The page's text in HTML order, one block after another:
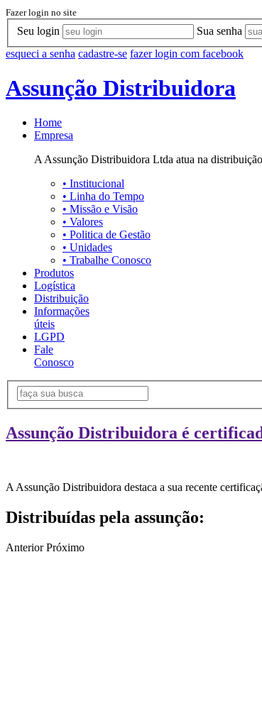
Fazer login no site
Seu login Sua senha
esqueci a senha cadastre-se fazer login com facebook
Assunção Distribuidora
Home
Empresa
A Assunção Distribuidora Ltda atua na
• Institucional
• Linha do Tempo
• Missão e Visão
• Valores
• Politica de Gestão
• Unidades
• Trabalhe Conosco
Produtos
Logística
Distribuição
Informações
úteis
LGPD
Fale
Conosco
Assunção Distribuidora é
A Assunção Distribuidora destaca a sua recente
Distribuídas pela assunção:
Anterior Próximo